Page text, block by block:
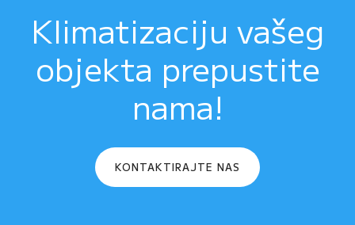
Klimatizaciju vašeg
objekta prepustite
nama!
KONTAKTIRAJTE NAS